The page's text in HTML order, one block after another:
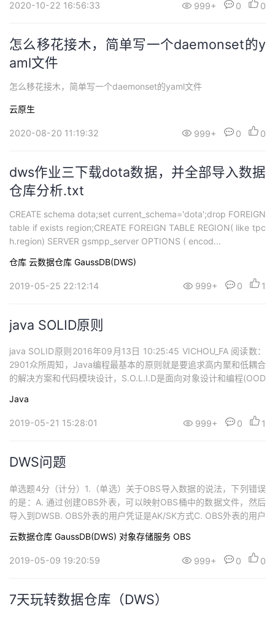
2020-10-22 16:56:33 999+ 0 0
怎么移花接木，简单写一个daemonset的y
aml文件
怎么移花接木，简单写一个daemonset的yaml文件
云原生
2020-08-20 11:19:32 999+ 0 0
dws作业三下载dota数据，并全部导入数据
仓库分析.txt
CREATE schema dota;set current_schema='dota';drop FOREIGN
table if exists region;CREATE FOREIGN TABLE REGION( like tpc
h.region) SERVER gsmpp_server OPTIONS ( encod...
仓库 云数据仓库 GaussDB(DWS)
2019-05-25 22:12:14 999+ 0 1
java SOLID原则
java SOLID原则2016年09月13日 10:25:45 VICHOU_FA 阅读数：
2901众所周知，Java编程最基本的原则就是要追求高内聚和低耦合
的解决方案和代码模块设计，S.O.L.I.D是面向对象设计和编程(OOD
写。SRPThe Single Responsibility Principle...
Java
2019-05-21 15:28:01 999+ 0 1
DWS问题
单选题4分（计分）1.（单选）关于OBS导入数据的说法，下列错误
的是：A. 通过创建OBS外表，可以映射OBS桶中的数据文件，然后
导入到DWSB. OBS外表的用户凭证是AK/SK方式C. OBS外表的用户
下列说法正确的是：A. DWS只支持OBS外表一种导入方式B. DWS
不能通过GDS方式导入数据C. DWS可以通过CDM...
云数据仓库 GaussDB(DWS) 对象存储服务 OBS
2019-05-09 19:20:59 999+ 0 0
7天玩转数据仓库（DWS）